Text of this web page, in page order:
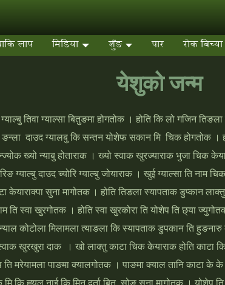
लाप मिडिया शुँङ पार रोक बिच्‍या
येशुको जन्‍म
तिवा ग्‍याल्‍सा बितुङमा होगतोक । होति कि लो गजिन
दाउद ग्‍यालबु कि सन्‍तन योशेफ सकान मि चिक होगतोक ।
ख्‍यो न्‍याबु होताराक । ख्‍यो स्‍वाक खुरज्‍याराक भुजा चिक
ग्‍याल्‍बु दाउद च्‍योरि ग्‍याल्‍बु जोयाराक । खुई ग्‍याल्‍सा ति नाम
केयाराक्‍पा सुना मागोतक । होति तिङला स्‍यापताक डुप्‍कान
ति स्‍वा खुरगोतक । होति स्‍वा खुरकोरा ति योशेप ति छ्या
कोटोला मिलामला त्‍याङला कि स्‍यापताक डुपकान ति
खुरखुरा दाक । खो लाक्‍तु काटा चिक केयाराक होति काटा कि
मरेयामला पाङमा क्‍यालगोतक । पाङमा क्‍याल तानि काटा के